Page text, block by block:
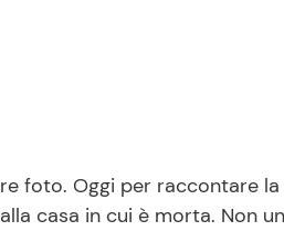
foto. Oggi per raccontare
casa in cui è morta. Non